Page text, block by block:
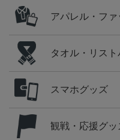
アパレル・フ
タオル・リスト
スマホグッズ
観戦・応援グッ